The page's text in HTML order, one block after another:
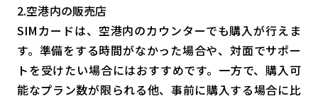
2.空港内の販売店
SIMカードは、空港内のカウンターでも購入が行えま
す。準備をする時間がなかった場合や、対面でサポー
トを受けたい場合にはおすすめです。一方で、購入可
能なプラン数が限られる他、事前に購入する場合に比